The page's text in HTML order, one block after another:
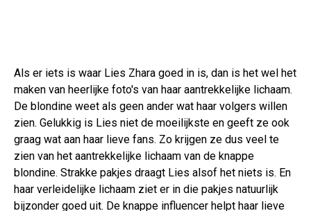
Als er iets is waar Lies Zhara goed in is, dan is het wel het
maken van heerlijke foto's van haar aantrekkelijke lichaam.
De blondine weet als geen ander wat haar volgers willen
zien. Gelukkig is Lies niet de moeilijkste en geeft ze ook
graag wat aan haar lieve fans. Zo krijgen ze dus veel te
zien van het aantrekkelijke lichaam van de knappe
blondine. Strakke pakjes draagt Lies alsof het niets is. En
haar verleidelijke lichaam ziet er in die pakjes natuurlijk
bijzonder goed uit. De knappe influencer helpt haar lieve